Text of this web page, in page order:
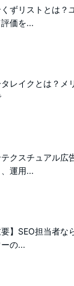
ずリストとは？
価を...
レイクとは？メ
テクスチュアル広
、運用...
要】SEO担当者
の...